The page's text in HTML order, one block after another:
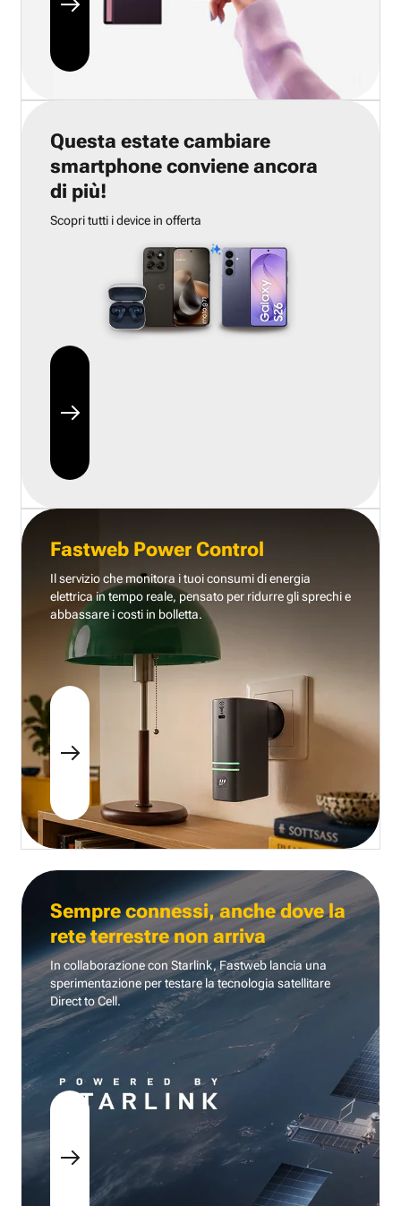
Questa estate cambiare
smartphone conviene ancora
di più!
Scopri tutti i device in offerta
Fastweb Power Control
Il servizio che monitora i tuoi consumi di energia
elettrica in tempo reale, pensato per ridurre gli sprechi e
abbassare i costi in bolletta.
Sempre connessi, anche dove la
rete terrestre non arriva
In collaborazione con Starlink, Fastweb lancia una
sperimentazione per testare la tecnologia satellitare
Direct to Cell.